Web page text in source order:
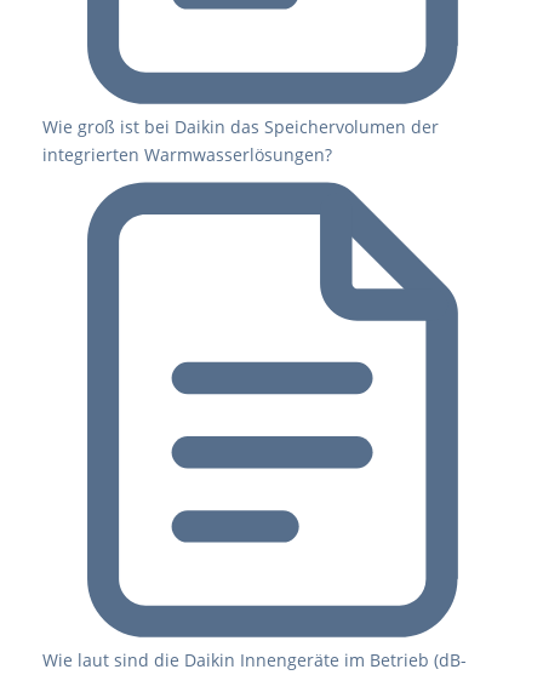
Wie groß ist bei Daikin das Speichervolumen der
integrierten Warmwasserlösungen?
Wie laut sind die Daikin Innengeräte im Betrieb (dB-